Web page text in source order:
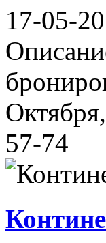
17-05-
57-74